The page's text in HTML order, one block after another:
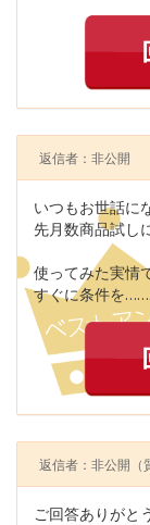
返信者：非公開
いつもお世話に
先月数商品試し
使ってみた実情
すぐに条件を
返信者：非公開
ご回答ありがと